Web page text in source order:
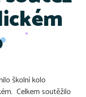
školní kolo
Celkem soutěžilo